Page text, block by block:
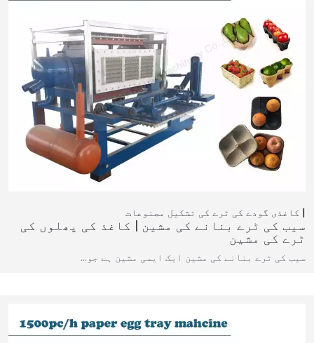
کاغذی گودے کی ٹرے کی تشکیل مصنوعات
سیب کی ٹرے بنانے کی مشین | کاغذ کی پھلوں کی
ٹرے کی مشین
سیب کی ٹرے بنانے کی مشین ایک ایسی مشین ہے جو…